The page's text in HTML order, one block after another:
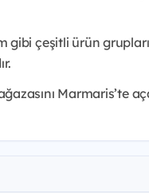
gibi çeşitli ürün
Marmaris’te